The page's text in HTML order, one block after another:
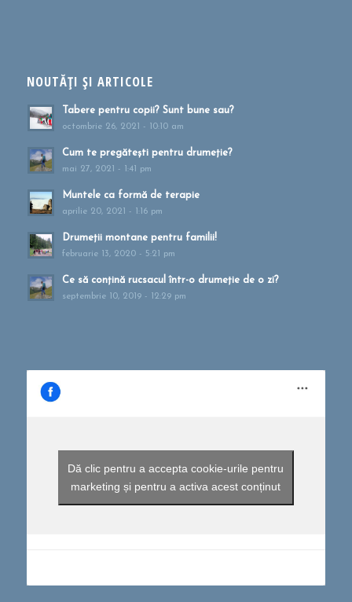
NOUTĂȚI ȘI ARTICOLE
Tabere pentru copii? Sunt bune sau?
octombrie 26, 2021 - 10:10 am
Cum te pregătești pentru drumeție?
mai 27, 2021 - 1:41 pm
Muntele ca formă de terapie
aprilie 20, 2021 - 1:16 pm
Drumeții montane pentru familii!
februarie 13, 2020 - 5:21 pm
Ce să conțină rucsacul într-o drumeție de o zi?
septembrie 10, 2019 - 12:29 pm
Dă clic pentru a accepta cookie-urile pentru
marketing și pentru a activa acest conținut